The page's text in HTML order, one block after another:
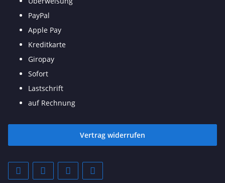
PayPal
Apple Pay
Kreditkarte
Giropay
Sofort
Lastschrift
auf Rechnung
Vertrag widerrufen